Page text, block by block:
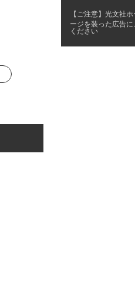
【ご注意】光文社
ージを装った広告に
ください